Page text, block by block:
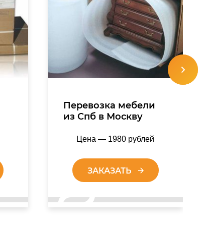
Перевозка мебели
из Спб в Москву
Цена — 1980 рублей
ЗАКАЗАТЬ